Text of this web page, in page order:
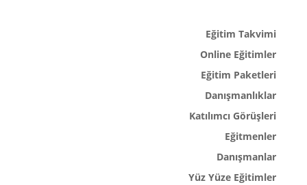
Eğitim Takvimi
Online Eğitimler
Eğitim Paketleri
Danışmanlıklar
Katılımcı Görüşleri
Eğitmenler
Danışmanlar
Yüz Yüze Eğitimler